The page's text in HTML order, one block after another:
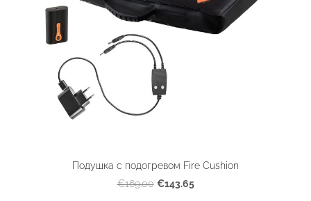
Подушка с подогревом Fire Cushion
€169.00 €143.65